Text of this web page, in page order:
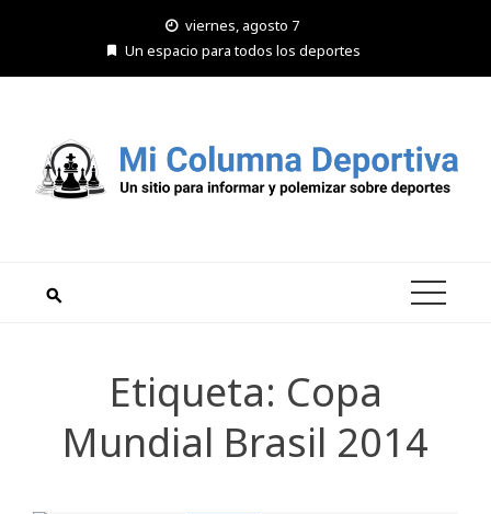
viernes, agosto 7
Un espacio para todos los deportes
Etiqueta: Copa
Mundial Brasil 2014